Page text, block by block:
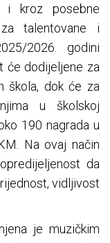
i kroz posebne
talentovane i
2026. godini
će dodijeljene za
škola, dok će za
u školskoj
190 nagrada u
Na ovaj način
da
vidljivost
je muzičkim